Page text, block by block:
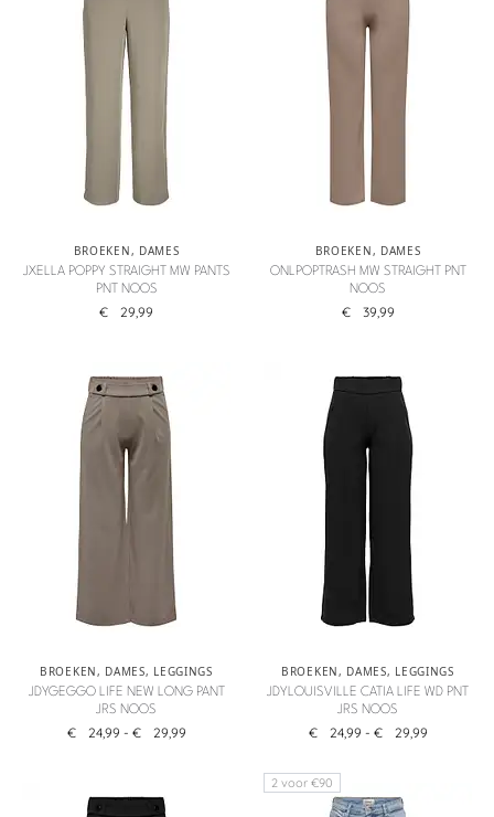
BROEKEN, DAMES
JXELLA POPPY STRAIGHT MW PANTS
PNT NOOS
€ 29,99
BROEKEN, DAMES
ONLPOPTRASH MW STRAIGHT PNT
NOOS
€ 39,99
BROEKEN, DAMES, LEGGINGS
JDYGEGGO LIFE NEW LONG PANT
JRS NOOS
€ 24,99 - € 29,99
BROEKEN, DAMES, LEGGINGS
JDYLOUISVILLE CATIA LIFE WD PNT
JRS NOOS
€ 24,99 - € 29,99
2 voor €90